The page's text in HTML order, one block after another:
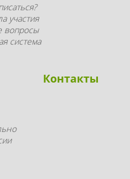
участия
вопросы
система
Контакты